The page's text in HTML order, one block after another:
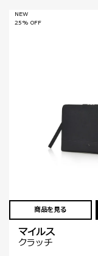
商品を見る
25% OFF
NEW
マイルス
クラッチ